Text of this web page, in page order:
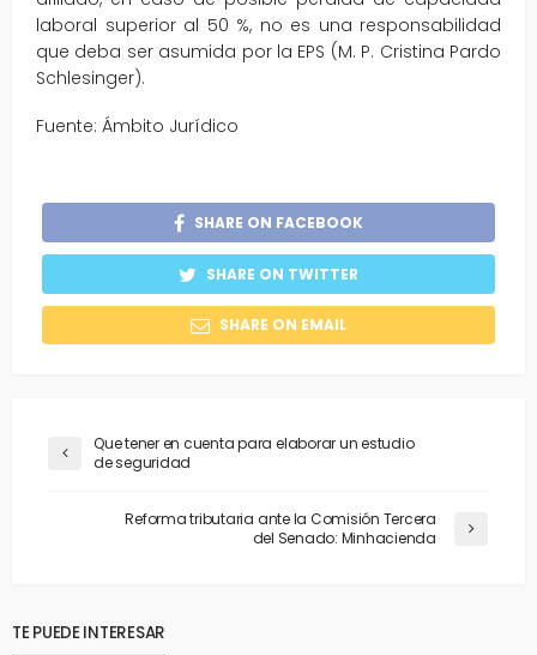
laboral superior al 50 %, no es una responsabilidad
que deba ser asumida por la EPS (M. P. Cristina Pardo
Schlesinger).
Fuente: Ámbito Jurídico
SHARE ON FACEBOOK
SHARE ON TWITTER
SHARE ON EMAIL
Que tener en cuenta para elaborar un estudio
de seguridad
Reforma tributaria ante la Comisión Tercera
del Senado: Minhacienda
TE PUEDE INTERESAR